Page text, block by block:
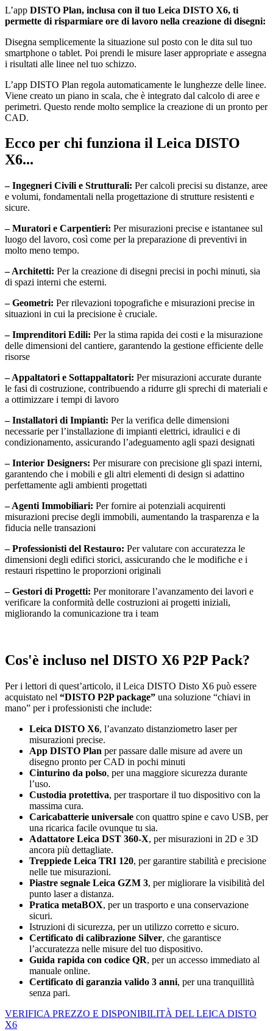
L’app DISTO Plan, inclusa con il tuo Leica DISTO X6, ti
permette di risparmiare ore di lavoro nella creazione di disegni:
Disegna semplicemente la situazione sul posto con le dita sul tuo
smartphone o tablet. Poi prendi le misure laser appropriate e assegna
i risultati alle linee nel tuo schizzo.
L’app DISTO Plan regola automaticamente le lunghezze delle linee.
Viene creato un piano in scala, che è integrato dal calcolo di aree e
perimetri. Questo rende molto semplice la creazione di un pronto per
CAD.
Ecco per chi funziona il Leica DISTO
X6...
– Ingegneri Civili e Strutturali: Per calcoli precisi su distanze, aree
e volumi, fondamentali nella progettazione di strutture resistenti e
sicure.
– Muratori e Carpentieri: Per misurazioni precise e istantanee sul
luogo del lavoro, così come per la preparazione di preventivi in
molto meno tempo.
– Architetti: Per la creazione di disegni precisi in pochi minuti, sia
di spazi interni che esterni.
– Geometri: Per rilevazioni topografiche e misurazioni precise in
situazioni in cui la precisione è cruciale.
– Imprenditori Edili: Per la stima rapida dei costi e la misurazione
delle dimensioni del cantiere, garantendo la gestione efficiente delle
risorse
– Appaltatori e Sottappaltatori: Per misurazioni accurate durante
le fasi di costruzione, contribuendo a ridurre gli sprechi di materiali e
a ottimizzare i tempi di lavoro
– Installatori di Impianti: Per la verifica delle dimensioni
necessarie per l’installazione di impianti elettrici, idraulici e di
condizionamento, assicurando l’adeguamento agli spazi designati
– Interior Designers: Per misurare con precisione gli spazi interni,
garantendo che i mobili e gli altri elementi di design si adattino
perfettamente agli ambienti progettati
– Agenti Immobiliari: Per fornire ai potenziali acquirenti
misurazioni precise degli immobili, aumentando la trasparenza e la
fiducia nelle transazioni
– Professionisti del Restauro: Per valutare con accuratezza le
dimensioni degli edifici storici, assicurando che le modifiche e i
restauri rispettino le proporzioni originali
– Gestori di Progetti: Per monitorare l’avanzamento dei lavori e
verificare la conformità delle costruzioni ai progetti iniziali,
migliorando la comunicazione tra i team
Cos'è incluso nel DISTO X6 P2P Pack?
Per i lettori di quest’articolo, il Leica DISTO Disto X6 può essere
acquistato nel “DISTO P2P package” una soluzione “chiavi in
mano” per i professionisti che include:
Leica DISTO X6, l’avanzato distanziometro laser per
misurazioni precise.
App DISTO Plan per passare dalle misure ad avere un
disegno pronto per CAD in pochi minuti
Cinturino da polso, per una maggiore sicurezza durante
l’uso.
Custodia protettiva, per trasportare il tuo dispositivo con la
massima cura.
Caricabatterie universale con quattro spine e cavo USB, per
una ricarica facile ovunque tu sia.
Adattatore Leica DST 360-X, per misurazioni in 2D e 3D
ancora più dettagliate.
Treppiede Leica TRI 120, per garantire stabilità e precisione
nelle tue misurazioni.
Piastre segnale Leica GZM 3, per migliorare la visibilità del
punto laser a distanza.
Pratica metaBOX, per un trasporto e una conservazione
sicuri.
Istruzioni di sicurezza, per un utilizzo corretto e sicuro.
Certificato di calibrazione Silver, che garantisce
l’accuratezza nelle misure del tuo dispositivo.
Guida rapida con codice QR, per un accesso immediato al
manuale online.
Certificato di garanzia valido 3 anni, per una tranquillità
senza pari.
VERIFICA PREZZO E DISPONIBILITÀ DEL LEICA DISTO
X6